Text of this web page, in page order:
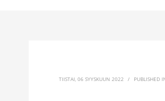
TIISTAI, 06 SYYSKUUN 2022 / PUBLISHED